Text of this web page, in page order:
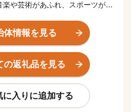
や芸術があふれ、スポーツが盛
のまち かわさき」を目指し、さ
ます。
ひ応援したい！」と思ってくださ
税」にのせ、本市を応援いただけ
体情報を見る
の返礼品を見る
に入りに追加する